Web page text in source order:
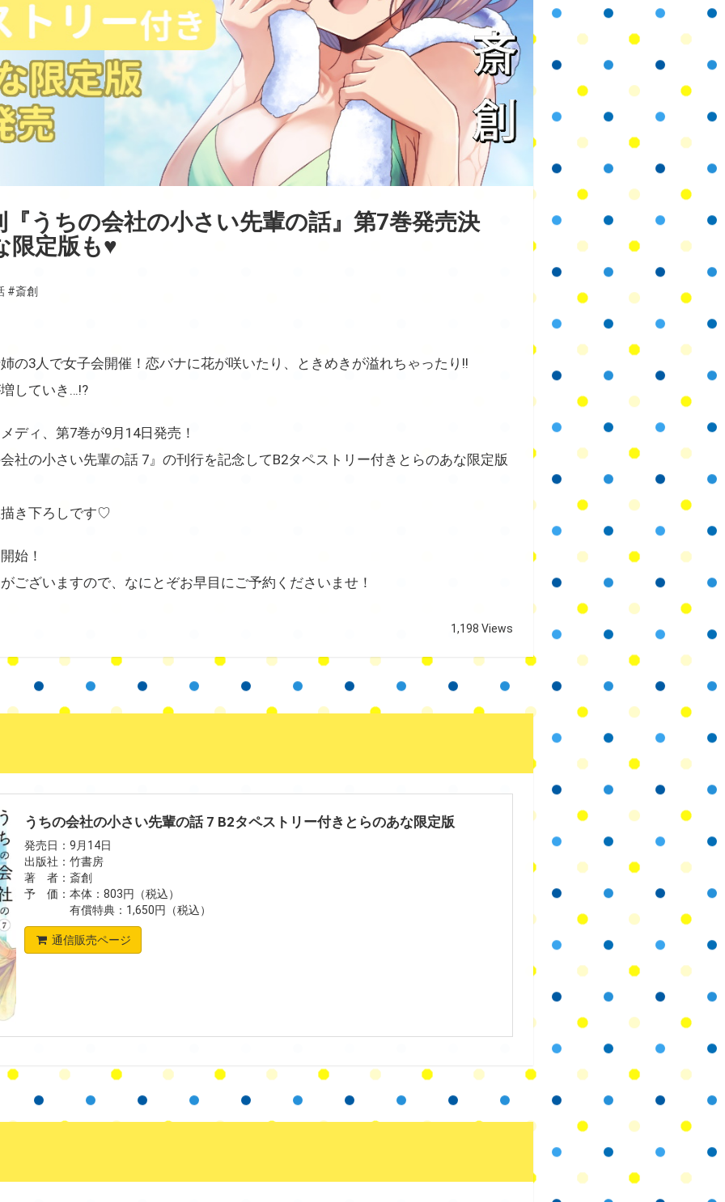
『うちの会社の小さい先輩の話』第7巻発売決
限定版も♥
#斎創
の3人で女子会開催！恋バナに花が咲いたり、ときめきが溢れちゃったり!!
していき…!?
ディ、第7巻が9月14日発売！
社の小さい先輩の話 7』の刊行を記念してB2タペストリー付きとらのあな限定版
き下ろしです♡
始！
ございますので、なにとぞお早目にご予約くださいませ！
1,198 Views
うちの会社の小さい先輩の話 7 B2タペストリー付きとらのあな限定版
発売日：9月14日
出版社：竹書房
著 者：斎創
予 価：本体：803円（税込）
有償特典：1,650円（税込）
通信販売ページ